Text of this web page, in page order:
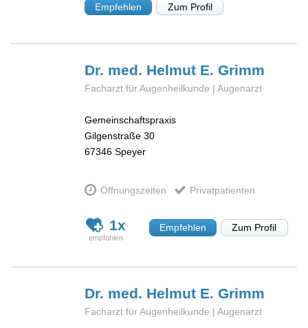
Empfehlen Zum Profil
Dr. med. Helmut E.Grimm
Facharzt für Augenheilkunde | Augenarzt
Gemeinschaftspraxis
Gilgenstraße 30
67346 Speyer
Öffnungszeiten Privatpatienten
1x Empfehlen Zum Profil
Dr. med. Helmut E.Grimm
Facharzt für Augenheilkunde | Augenarzt